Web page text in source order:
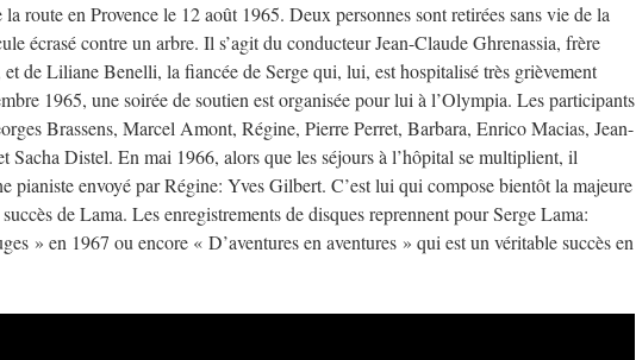
la route en Provence le 12 août 1965. Deux personnes sont retirées sans vie de la
écrasé contre un arbre. Il s’agit du conducteur Jean-Claude Ghrenassia, frère
de Liliane Benelli, la fiancée de Serge qui, lui, est hospitalisé très grièvement
1965, une soirée de soutien est organisée pour lui à l’Olympia. Les participants
Brassens, Marcel Amont, Régine, Pierre Perret, Barbara, Enrico Macias, Jean-
Sacha Distel. En mai 1966, alors que les séjours à l’hôpital se multiplient, il
pianiste envoyé par Régine: Yves Gilbert. C’est lui qui compose bientôt la majeure
de Lama. Les enregistrements de disques reprennent pour Serge Lama:
» en 1967 ou encore « D’aventures en aventures » qui est un véritable succès en